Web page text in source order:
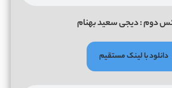
دوم : دیجی سعید بهنام
دانلود با لینک مستقیم